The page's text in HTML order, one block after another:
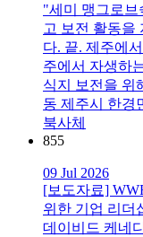
"세미 맹그로브
고 보전 활동을
다. 끝. 제주에
주에서 자생하
식지 보전을 위
동 제주시 한경
북사체
855
09 Jul 2026
[보도자료]
위한 기업 리더
데이비드 케네